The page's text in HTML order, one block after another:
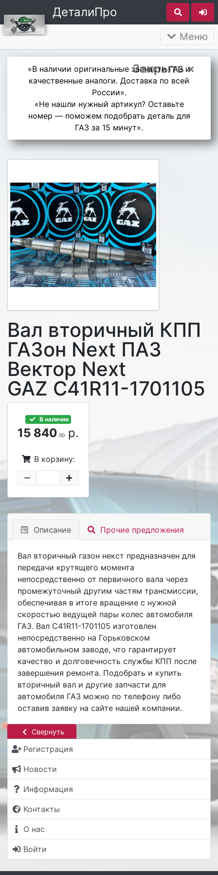
ДеталиПро
Меню
Закрыть ×
«В наличии оригинальные запчасти ГАЗ и
качественные аналоги. Доставка по всей
России».
«Не нашли нужный артикул? Оставьте
номер — поможем подобрать деталь для
ГАЗ за 15 минут».
Свернуть
Регистрация
Новости
Информация
Контакты
О нас
Войти
Вал вторичный КПП
ГАЗон Next ПАЗ
Вектор Next
GAZ C41R11-1701105
В наличии
15 840.00 р.
В корзину:
Описание Прочие предложения
Вал вторичный газон некст предназначен для
передачи крутящего момента
непосредственно от первичного вала через
промежуточный другим частям трансмиссии,
обеспечивая в итоге вращение с нужной
скоростью ведущей пары колес автомобиля
ГАЗ. Вал C41R11-1701105 изготовлен
непосредственно на Горьковском
автомобильном заводе, что гарантирует
качество и долговечность службы КПП после
завершения ремонта. Подобрать и купить
вторичный вал и другие запчасти для
автомобиля ГАЗ можно по телефону либо
оставив заявку на сайте нашей компании.